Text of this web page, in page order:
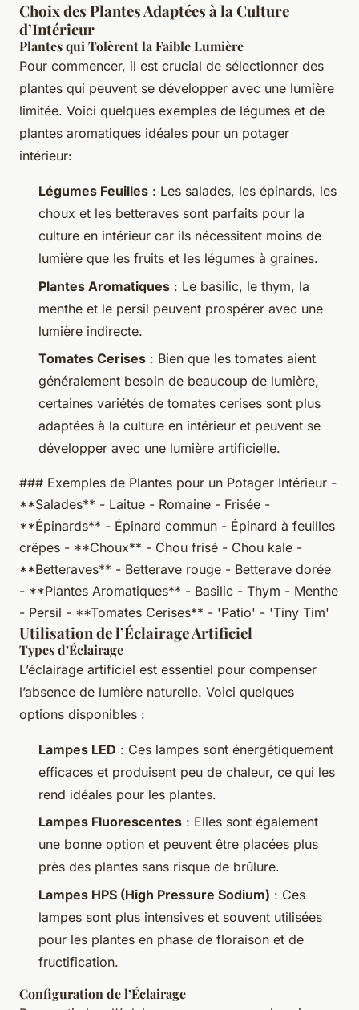
Choix des Plantes Adaptées à la Culture
d’Intérieur
Plantes qui Tolèrent la Faible Lumière
Pour commencer, il est crucial de sélectionner des
plantes qui peuvent se développer avec une lumière
limitée. Voici quelques exemples de légumes et de
plantes aromatiques idéales pour un potager
intérieur:
Légumes Feuilles : Les salades, les épinards, les
choux et les betteraves sont parfaits pour la
culture en intérieur car ils nécessitent moins de
lumière que les fruits et les légumes à graines.
Plantes Aromatiques : Le basilic, le thym, la
menthe et le persil peuvent prospérer avec une
lumière indirecte.
Tomates Cerises : Bien que les tomates aient
généralement besoin de beaucoup de lumière,
certaines variétés de tomates cerises sont plus
adaptées à la culture en intérieur et peuvent se
développer avec une lumière artificielle.
### Exemples de Plantes pour un Potager Intérieur -
**Salades** - Laitue - Romaine - Frisée -
**Épinards** - Épinard commun - Épinard à feuilles
crêpes - **Choux** - Chou frisé - Chou kale -
**Betteraves** - Betterave rouge - Betterave dorée
- **Plantes Aromatiques** - Basilic - Thym - Menthe
- Persil - **Tomates Cerises** - 'Patio' - 'Tiny Tim'
Utilisation de l’Éclairage Artificiel
Types d’Éclairage
L’éclairage artificiel est essentiel pour compenser
l’absence de lumière naturelle. Voici quelques
options disponibles :
Lampes LED : Ces lampes sont énergétiquement
efficaces et produisent peu de chaleur, ce qui les
rend idéales pour les plantes.
Lampes Fluorescentes : Elles sont également
une bonne option et peuvent être placées plus
près des plantes sans risque de brûlure.
Lampes HPS (High Pressure Sodium) : Ces
lampes sont plus intensives et souvent utilisées
pour les plantes en phase de floraison et de
fructification.
Configuration de l’Éclairage